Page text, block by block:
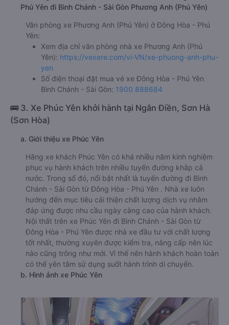
Phú Yên đi Bình Chánh - Sài Gòn Phương Anh (Phú Yên)
Văn phòng xe Phương Anh (Phú Yên) ở Đông Hòa - Phú
Yên:
Xem địa chỉ văn phòng nhà xe Phương Anh (Phú
Yên): https://vexere.com/vi-VN/xe-phuong-anh-phu-
yen
Số điện thoại đặt mua vé xe Đông Hòa - Phú Yên
Bình Chánh - Sài Gòn: 1900 888684
🚌 3. Xe Phúc Yên khởi hành tại Ngân Điền, Sơn Hà
(Sơn Hòa)
a. Giới thiệu xe Phúc Yên
Hãng xe khách Phúc Yên có khá nhiều năm kinh nghiệm
phục vụ hành khách trên nhiều tuyến đường khắp cả
nước. Trong số đó, nổi bật nhất là tuyến đường đi Bình
Chánh - Sài Gòn từ Đông Hòa - Phú Yên . Nhà xe luôn
hướng đến mục tiêu cải thiện chất lượng dịch vụ nhằm
đáp ứng được nhu cầu ngày càng cao của hành khách.
Nội thất trên xe Phúc Yên đi Bình Chánh - Sài Gòn từ
Đông Hòa - Phú Yên được nhà xe đầu tư với chất lượng
tốt nhất, thường xuyên được kiểm tra, nâng cấp nên lúc
nào cũng trông như mới. Vì thế nên hành khách hoàn toàn
có thể yên tâm sử dụng suốt hành trình di chuyển.
b. Hình ảnh xe Phúc Yên